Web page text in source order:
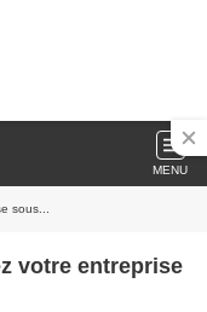
MENU
sous...
votre entreprise